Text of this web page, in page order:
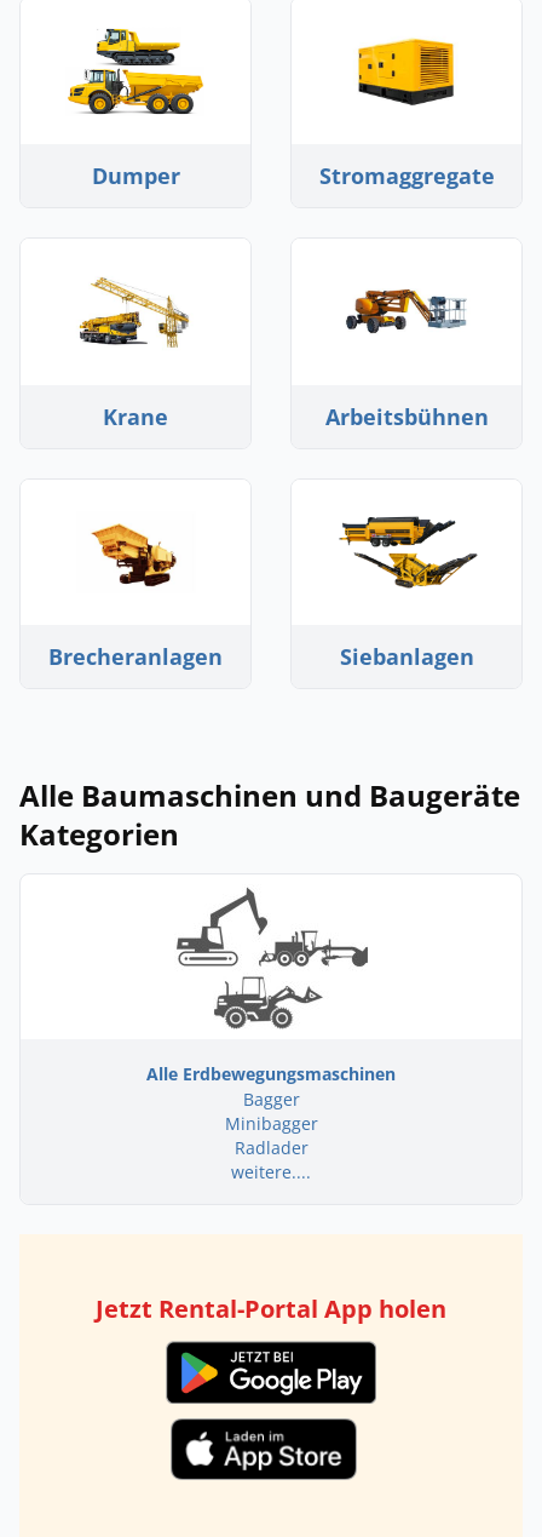
Dumper Stromaggregate
Krane Arbeitsbühnen
Brecheranlagen Siebanlagen
Alle Baumaschinen und Baugeräte
Kategorien
Alle Erdbewegungsmaschinen
Bagger
Minibagger
Radlader
weitere....
Jetzt Rental-Portal App holen